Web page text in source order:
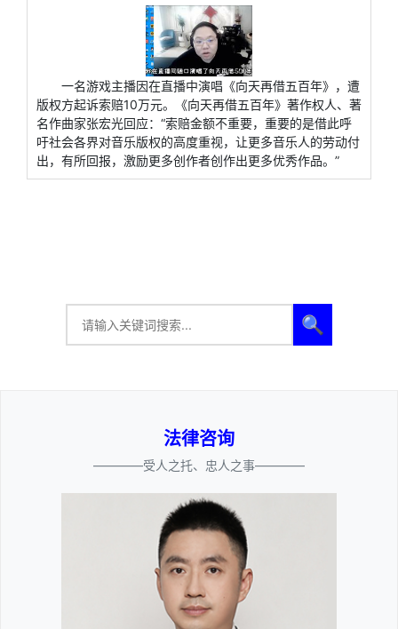
一名游戏主播因在直播中演唱《向天再借五百年》，遭
版权方起诉索赔10万元。《向天再借五百年》著作权人、著
名作曲家张宏光回应：“索赔金额不重要，重要的是借此呼
吁社会各界对音乐版权的高度重视，让更多音乐人的劳动付
出，有所回报，激励更多创作者创作出更多优秀作品。”
🔍
法律咨询
————受人之托、忠人之事————